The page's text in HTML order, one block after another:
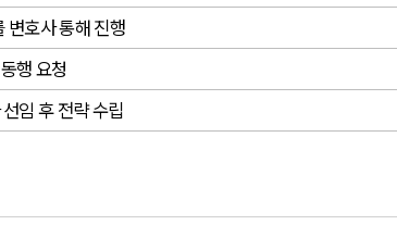
변호사 통해 진행
행 요청
임 후 전략 수립